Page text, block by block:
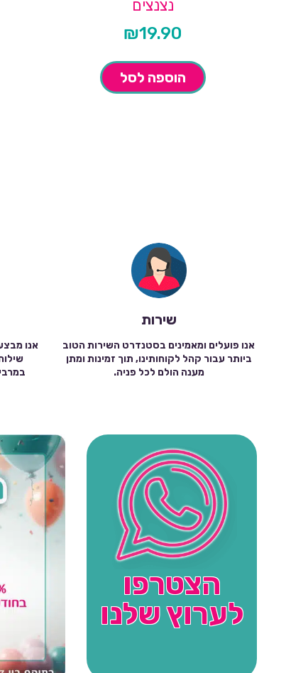
נצנצים
₪19.90
הוספה לסל
שירות
אנו פועלים ומאמינים בסטנדרט השירות הטוב
ביותר עבור קהל לקוחותינו, תוך זמינות ומתן
מענה הולם לכל פניה.
אנו
הצטרפו
לערוץ שלנו